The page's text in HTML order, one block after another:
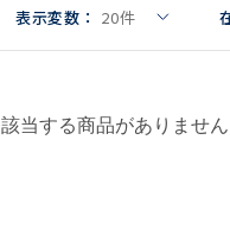
表示変数： 20件
該当する商品がありません